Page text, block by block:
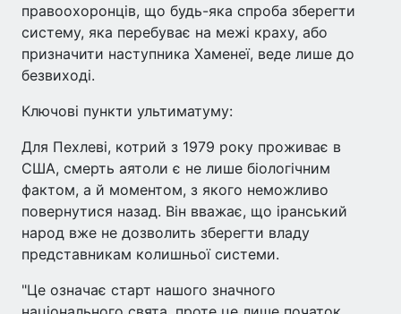
правоохоронців, що будь-яка спроба зберегти
систему, яка перебуває на межі краху, або
призначити наступника Хаменеї, веде лише до
безвиході.
Ключові пункти ультиматуму:
Для Пехлеві, котрий з 1979 року проживає в
США, смерть аятоли є не лише біологічним
фактом, а й моментом, з якого неможливо
повернутися назад. Він вважає, що іранський
народ вже не дозволить зберегти владу
представникам колишньої системи.
"Це означає старт нашого значного